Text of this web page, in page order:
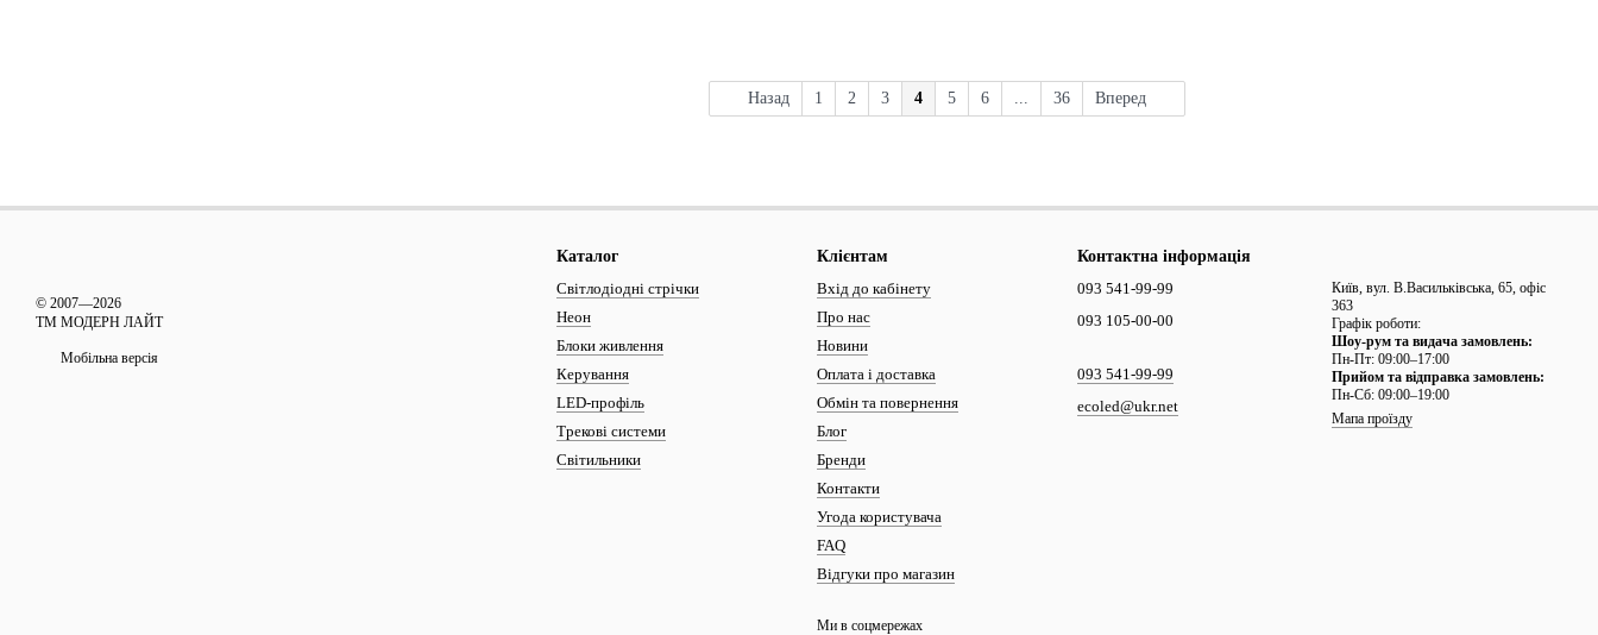
Назад 1 2 3 4 5 6 ... 36 Вперед
© 2007—2026
ТМ МОДЕРН ЛАЙТ
Мобільна версія
Каталог
Світлодіодні стрічки
Неон
Блоки живлення
Керування
LED-профіль
Трекові системи
Світильники
Клієнтам
Вхід до кабінету
Про нас
Новини
Оплата і доставка
Обмін та повернення
Блог
Бренди
Контакти
Угода користувача
FAQ
Відгуки про магазин
Ми в соцмережах
Контактна інформація
093 541-99-99
093 105-00-00
093 541-99-99
ecoled@ukr.net
Київ, вул. В.Васильківська, 65, офіс
363
Графік роботи:
Шоу-рум та видача замовлень:
Пн-Пт: 09:00–17:00
Прийом та відправка замовлень:
Пн-Сб: 09:00–19:00
Мапа проїзду